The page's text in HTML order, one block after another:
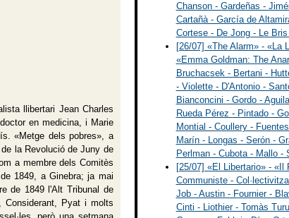
llibertari Jean Charles
en medicina, i Marie
«Metge dels pobres», a
la Revolució de Juny de
a membre dels Comitès
1849, a Ginebra; ja mai
de 1849 l'Alt Tribunal de
Considerant, Pyat i molts
Chanson - Gardeñas -
Cartañà - García de
Cortese - De Jong - Le
[26/07] «The Alarm» - «La
«Emma Goldman: The
Bruchacsek - Bertani -
- Violette - D'Antonio -
Bianconcini - Gordo -
Rueda Pérez - Pintado -
Montial - Coullery -
Marín - Longas - Serón -
Perlman - Cubota - Mallo -
[25/07] «El Libertario» - «Il
Communiste -
Job - Austin - Fournier -
Cinti - Liothier - Tomàs